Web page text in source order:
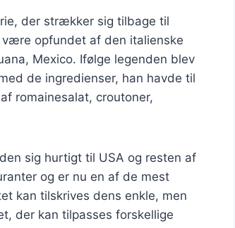
der strækker sig tilbage til
opfundet af den italienske
Mexico. Ifølge legenden blev
de ingredienser, han havde til
romainesalat, croutoner,
sig hurtigt til USA og resten af
og er nu en af de mest
kan tilskrives dens enkle, men
der kan tilpasses forskellige